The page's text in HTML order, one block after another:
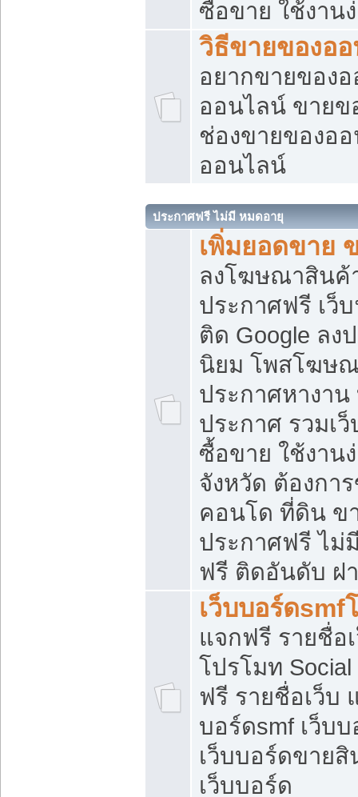
ซื้อขาย ใช้งาน
วิธีขายของอ
อยากขายของ
ออนไลน์ ขายข
ช่องขายของอ
ออนไลน์
ประกาศฟรี ไม่มี หมดอายุ
เพิ่มยอดขาย
ลงโฆษณาสิน
ประกาศฟรี เว็
ติด Google ลง
นิยม โพสโฆษ
ประกาศหางาน
ประกาศ รวมเ
ซื้อขาย ใช้งาน
จังหวัด ต้องกา
คอนโด ที่ดิน ข
ประกาศฟรี ไม่
ฟรี ติดอันดับ ฝ
เว็บบอร์ดsmf
แจกฟรี รายชื่อ
โปรโมท
ฟรี รายชื่อเว็บ
บอร์ดsmf เว็บ
เว็บบอร์ดขาย
เว็บบอร์ด